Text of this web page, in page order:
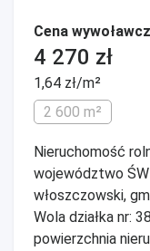
Cena
4 270 zł
1,64 zł/m²
2 600 m²
Nieruchomość
województwo
włoszczowski,
Wola działka nr:
powierzchnia